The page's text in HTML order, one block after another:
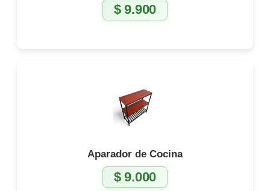
$9.900
Aparador de Cocina
$9.000